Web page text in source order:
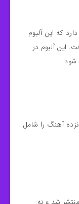
که این آلبوم
این آلبوم در
آهنگ را شامل